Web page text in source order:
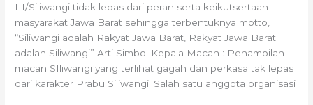
III/Siliwangi tidak lepas dari peran serta keikutsertaan
masyarakat Jawa Barat sehingga terbentuknya motto,
“Siliwangi adalah Rakyat Jawa Barat, Rakyat Jawa Barat
adalah Siliwangi” Arti Simbol Kepala Macan : Penampilan
macan SIliwangi yang terlihat gagah dan perkasa tak lepas
dari karakter Prabu Siliwangi. Salah satu anggota organisasi